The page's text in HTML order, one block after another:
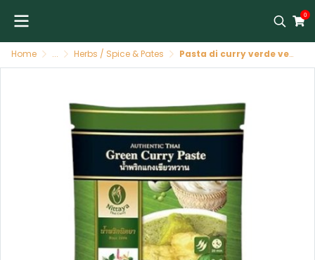
0
Home ... Herbs / Spice & Pates Pasta di curry verde vegana 48 x 50 g NITTAYA